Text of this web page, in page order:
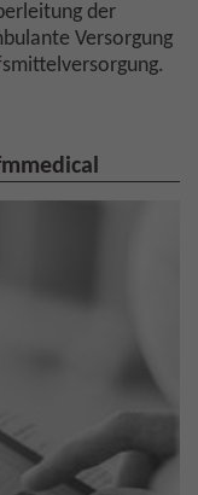
der
Versorgung